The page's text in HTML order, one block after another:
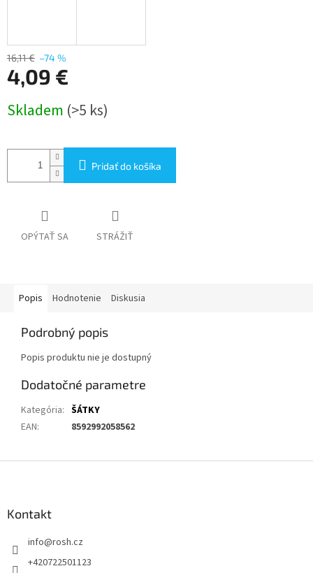
16,11 € –74 %
4,09 €
cena:
Skladem (>5 ks)
Pridať do košíka
OPÝTAŤ SA STRÁŽIŤ
Popis Hodnotenie Diskusia
Podrobný popis
Popis produktu nie je dostupný
Dodatočné parametre
Kategória: ŠÁTKY
EAN: 8592992058562
Kontakt
info@rosh.cz
+420722501123